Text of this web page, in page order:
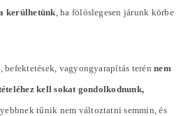
kerülhetünk , ha fölöslegesen járunk körbe
befektetések, vagyongyarapítás terénnem
kell sokat gondolkodnunk,
tűnik nem változtatni semmin, és